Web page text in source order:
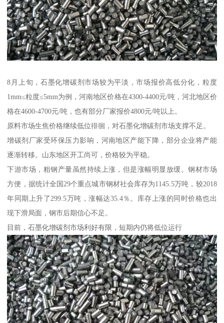
8月上旬，石墨化增碳剂市场较为平淡，市场报价高低分化，粒度
1mm≤粒度≤5mm为例，河南地区价格在4300-4400元/吨，河北地区价
格在4600-4700元/吨，也有部分厂家报价4800元/吨以上。
原料市场生焦价格继续低位徘徊，对石墨化增碳剂市场支撑不足。
增碳剂厂家受环保压力影响，河南地区产能下降，部分企业将产能
逐渐转移。山东地区开工尚可，价格较为平稳。
下游市场，粗钢产量虽然持续上涨，但是涨幅明显放缓。钢材市场
方便，据统计全国29个重点城市钢材社会库存为1145.5万吨，较2018
年同期上升了299.5万吨，涨幅达35.4％。库存上涨的同时价格也出
现下滑局面，钢市后期信心不足。
目前，石墨化增碳剂市场利好有限，短期内仍将低位运行